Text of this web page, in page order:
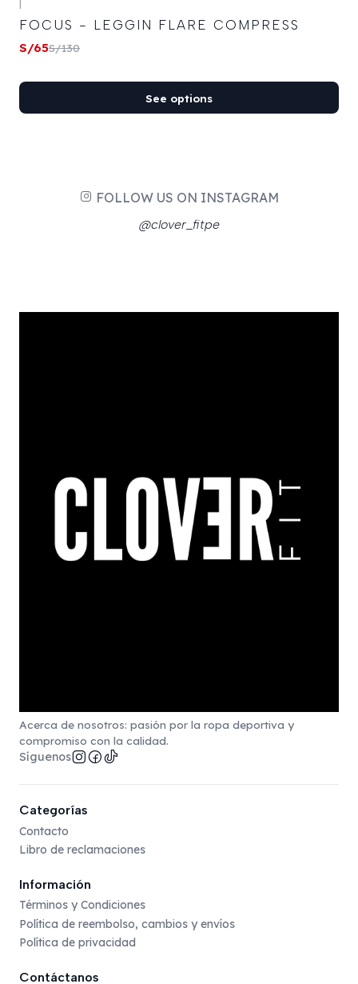
-50%OFF
FOCUS - LEGGIN FLARE COMPRESS
S/65S/130
See options
FOLLOW US ON INSTAGRAM
@clover_fitpe
Acerca de nosotros: pasión por la ropa deportiva y
compromiso con la calidad.
Síguenos
Categorías
Contacto
Libro de reclamaciones
Información
Términos y Condiciones
Política de reembolso, cambios y envíos
Política de privacidad
Contáctanos